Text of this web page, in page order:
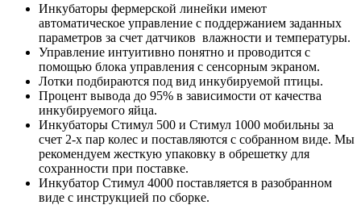
Инкубаторы фермерской линейки имеют
автоматическое управление с поддержанием заданных
параметров за счет датчиков влажности и температуры.
Управление интуитивно понятно и проводится с
помощью блока управления с сенсорным экраном.
Лотки подбираются под вид инкубируемой птицы.
Процент вывода до 95% в зависимости от качества
инкубируемого яйца.
Инкубаторы Стимул 500 и Стимул 1000 мобильны за
счет 2-х пар колес и поставляются с собранном виде. Мы
рекомендуем жесткую упаковку в обрешетку для
сохранности при поставке.
Инкубатор Стимул 4000 поставляется в разобранном
виде с инструкцией по сборке.